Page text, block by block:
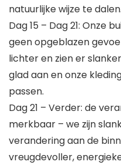
natuurlijke wijze te dalen.
Dag 15 – Dag 21: Onze
geen opgeblazen
lichter en zien er
glad aan en onze
passen.
Dag 21 – Verder: de
merkbaar – we zijn
verandering aan de
vreugdevoller,